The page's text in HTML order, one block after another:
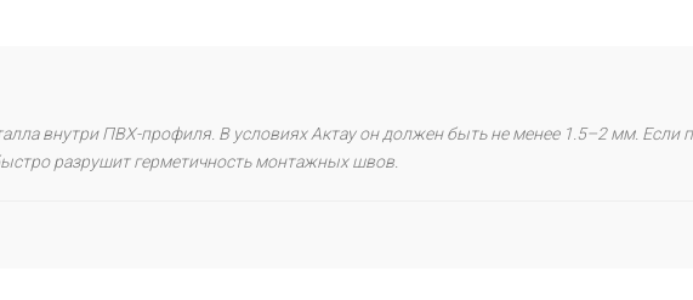
внутри ПВХ-профиля. В условиях Актау он должен быть не менее 1.5–2 мм. Если
разрушит герметичность монтажных швов.